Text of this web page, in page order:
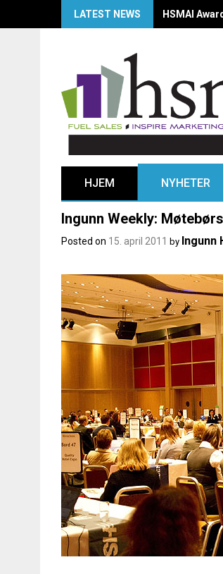
LATEST NEWS HSMAI
HJEM NYHETER
Ingunn Weekly:
Posted on 15. april 2011 by